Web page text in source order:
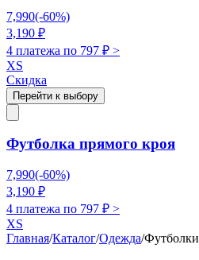
7,990(-60%)
3,190 ₽
4 платежа по 797 ₽ >
XS
Скидка
Перейти к выбору
Футболка прямого кроя
7,990(-60%)
3,190 ₽
4 платежа по 797 ₽ >
XS
Главная/Каталог/Одежда/Футболки